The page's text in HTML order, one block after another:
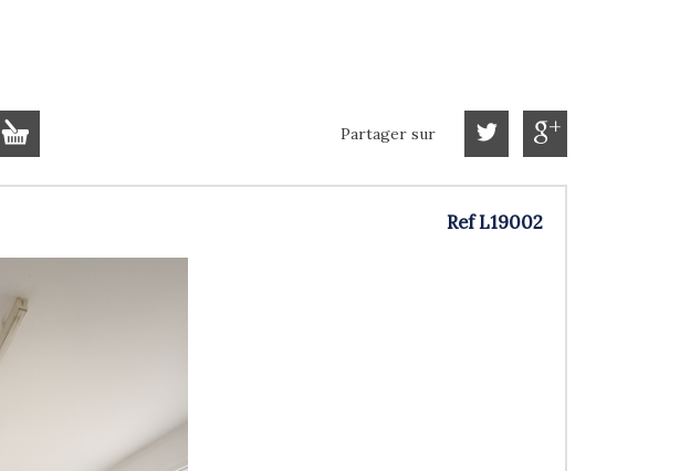
Partager sur
Ref L19002